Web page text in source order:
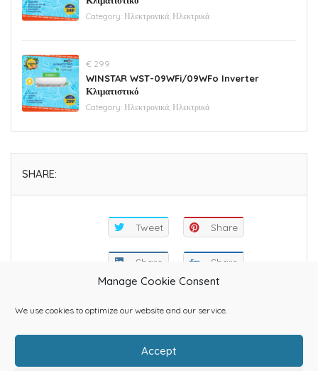
Manage Cookie Consent
We use cookies to optimize our website and our service.
Accept
Category: Ηλεκτρονικά, Ηλεκτρικά
€ 299
WINSTAR WST-09WFi/09WFo Inverter
Κλιματιστικό
Category: Ηλεκτρονικά, Ηλεκτρικά
SHARE:
Tweet Share
Share Share